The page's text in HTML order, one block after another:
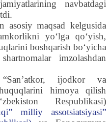
navbatdagi
asosiy maqsad kelgusida
yo‘lga qo‘yish,
boshqarish bo‘yicha
imzolashdan
ijodkor va
himoya qilish
Respublikasi)
milliy assotsiatsiyasi”